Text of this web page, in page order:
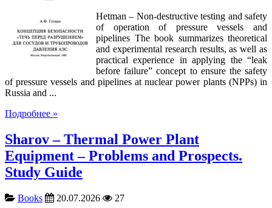
Hetman – Non-destructive testing and safety
of operation of pressure vessels and
pipelines The book summarizes theoretical
and experimental research results, as well as
practical experience in applying the “leak
before failure” concept to ensure the safety
of pressure vessels and pipelines at nuclear power plants (NPPs) in
Russia and ...
Подробнее »
Sharov – Thermal Power Plant
Equipment – Problems and Prospects.
Study Guide
Books 20.07.2026
27